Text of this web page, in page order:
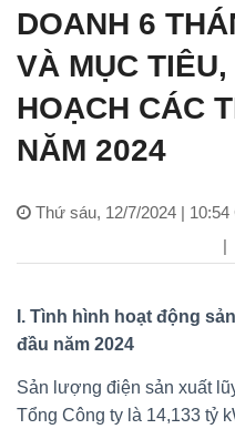
DOANH 6
VÀ MỤC
HOẠCH CÁC
NĂM 2024
Thứ sáu, 12/7/2024 | 10:54
|
I. Tình hình hoạt động
đầu năm 2024
Sản lượng điện sản xuất
Tổng Công ty là 14,133 tỷ